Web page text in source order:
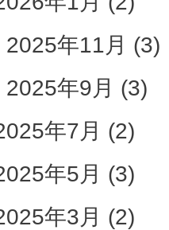
2025年11月 (3)
2025年9月 (3)
年7月 (2)
年5月 (3)
年3月 (2)